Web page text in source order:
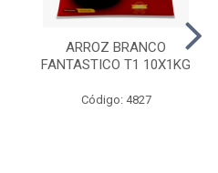
ARROZ BRANCO
FANTASTICO T1 10X1KG
Código: 4827